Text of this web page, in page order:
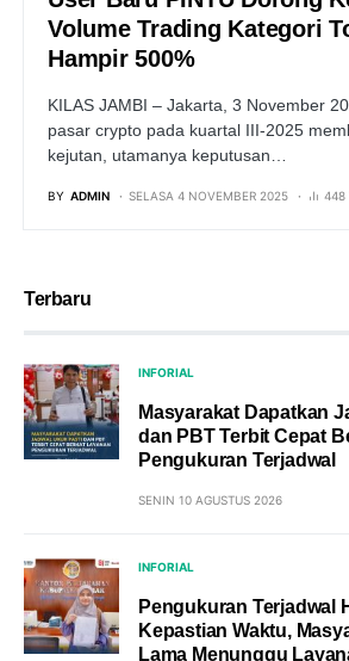
Volume Trading Kategori
Hampir 500%
KILAS JAMBI – Jakarta, 3 November
pasar crypto pada kuartal III-2025
kejutan, utamanya keputusan…
BY ADMIN SELASA 4 NOVEMBER 2025 448
Terbaru
INFORIAL
Masyarakat Dapatkan
dan PBT Terbit Cepat
Pengukuran Terjadwal
SENIN 10 AGUSTUS 2026
INFORIAL
Pengukuran Terjadwal
Kepastian Waktu,
Lama Menunggu